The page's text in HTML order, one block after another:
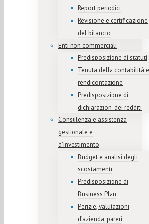
Report periodici
Revisione e certificazione
del bilancio
Enti non commerciali
Predisposizione di statuti
Tenuta della contabilità e
rendicontazione
Predisposizione di
dichiarazioni dei redditi
Consulenza e assistenza
gestionale e
d’investimento
Budget e analisi degli
scostamenti
Predisposizione di
Business Plan
Perizie, valutazioni
d’azienda, pareri